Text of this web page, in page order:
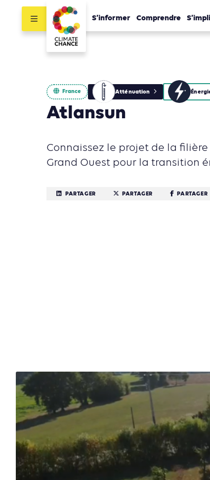
S’informer Comprendre
France Atténuation
Atlansun
Connaissez le projet de la
Grand Ouest pour la transition
PARTAGER PARTAGER PARTAGER